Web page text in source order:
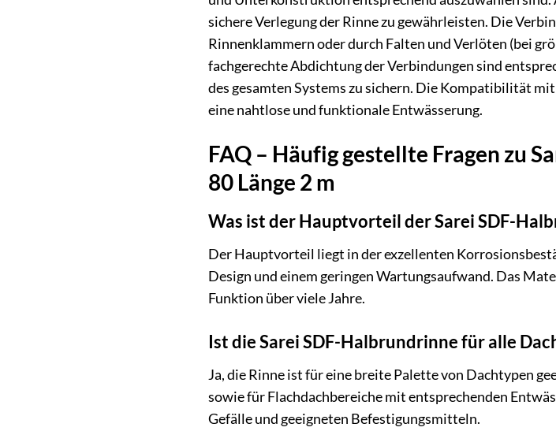
sichere Verlegung der Rinne zu gewährleisten. Die
Rinnenklammern oder durch Falten und Verlöten (bei
fachgerechte Abdichtung der Verbindungen sind
des gesamten Systems zu sichern. Die Kompatibilität
eine nahtlose und funktionale Entwässerung.
FAQ – Häufig gestellte Fragen zu
80 Länge 2 m
Was ist der Hauptvorteil der Sarei SDF-
Der Hauptvorteil liegt in der exzellenten
Design und einem geringen Wartungsaufwand. Das
Funktion über viele Jahre.
Ist die Sarei SDF-Halbrundrinne für alle
Ja, die Rinne ist für eine breite Palette von Dachtypen
sowie für Flachdachbereiche mit entsprechenden
Gefälle und geeigneten Befestigungsmitteln.